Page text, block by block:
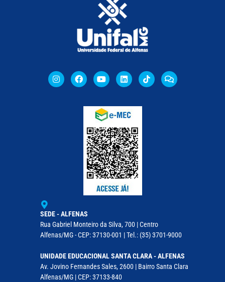
SEDE - ALFENAS
Rua Gabriel Monteiro da Silva, 700 | Centro
Alfenas/MG - CEP: 37130-001 | Tel.: (35) 3701-9000
UNIDADE EDUCACIONAL SANTA CLARA - ALFENAS
Av. Jovino Fernandes Sales, 2600 | Bairro Santa Clara
Alfenas/MG | CEP: 37133-840